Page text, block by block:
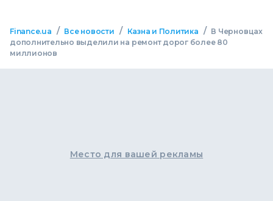
Finance.ua / Все новости / Казна и Политика / В Черновцах
дополнительно выделили на ремонт дорог более 80
миллионов
Место для вашей рекламы